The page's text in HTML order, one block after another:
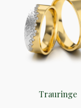
Trauringe